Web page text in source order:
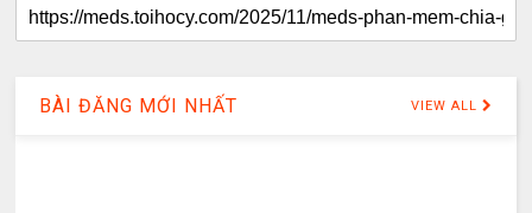
BÀI ĐĂNG MỚI NHẤT VIEW ALL